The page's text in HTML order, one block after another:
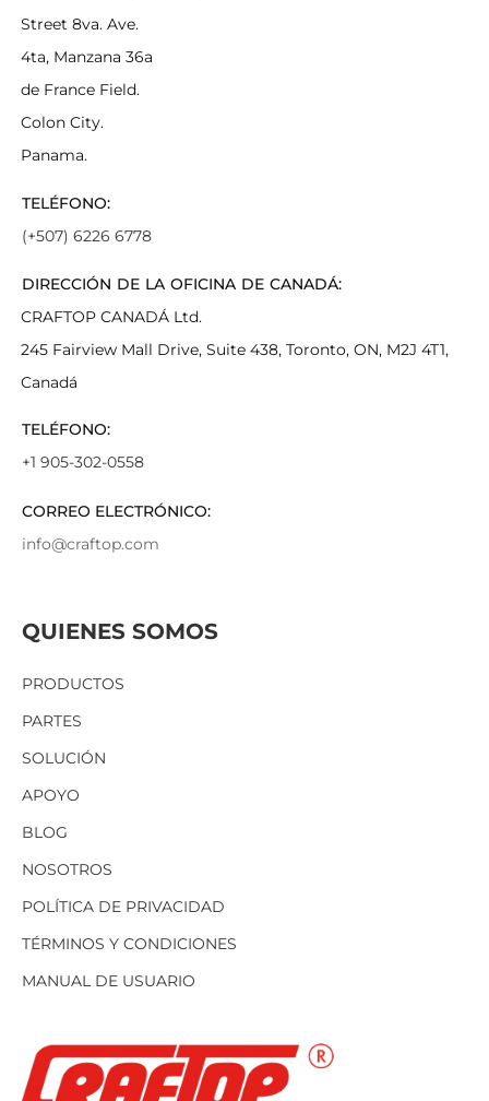
QUIENES SOMOS
PRODUCTOS
PARTES
SOLUCIÓN
APOYO
BLOG
NOSOTROS
POLÍTICA DE PRIVACIDAD
TÉRMINOS Y CONDICIONES
MANUAL DE USUARIO
Street 8va. Ave.
4ta, Manzana 36a
de France Field.
Colon City.
Panama.
TELÉFONO:
(+507) 6226 6778
DIRECCIÓN DE LA OFICINA DE CANADÁ:
CRAFTOP CANADÁ Ltd.
245 Fairview Mall Drive, Suite 438, Toronto, ON, M2J 4T1,
Canadá
TELÉFONO:
+1 905-302-0558
CORREO ELECTRÓNICO:
info@craftop.com